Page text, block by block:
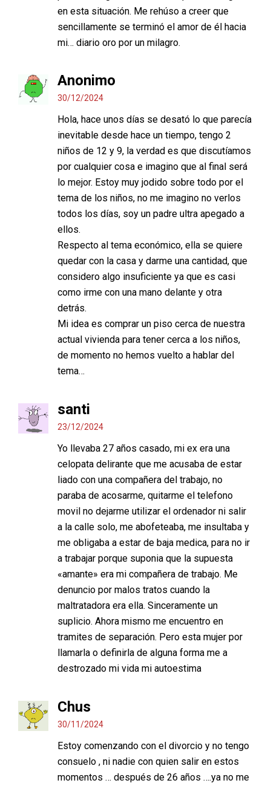
en esta situación. Me rehúso a creer que
sencillamente se terminó el amor de él hacia
mi… diario oro por un milagro.
Anonimo
30/12/2024
Hola, hace unos días se desató lo que parecía
inevitable desde hace un tiempo, tengo 2
niños de 12 y 9, la verdad es que discutíamos
por cualquier cosa e imagino que al final será
lo mejor. Estoy muy jodido sobre todo por el
tema de los niños, no me imagino no verlos
todos los días, soy un padre ultra apegado a
ellos.
Respecto al tema económico, ella se quiere
quedar con la casa y darme una cantidad, que
considero algo insuficiente ya que es casi
como irme con una mano delante y otra
detrás.
Mi idea es comprar un piso cerca de nuestra
actual vivienda para tener cerca a los niños,
de momento no hemos vuelto a hablar del
tema…
santi
23/12/2024
Yo llevaba 27 años casado, mi ex era una
celopata delirante que me acusaba de estar
liado con una compañera del trabajo, no
paraba de acosarme, quitarme el telefono
movil no dejarme utilizar el ordenador ni salir
a la calle solo, me abofeteaba, me insultaba y
me obligaba a estar de baja medica, para no ir
a trabajar porque suponia que la supuesta
«amante» era mi compañera de trabajo. Me
denuncio por malos tratos cuando la
maltratadora era ella. Sinceramente un
suplicio. Ahora mismo me encuentro en
tramites de separación. Pero esta mujer por
llamarla o definirla de alguna forma me a
destrozado mi vida mi autoestima
Chus
30/11/2024
Estoy comenzando con el divorcio y no tengo
consuelo , ni nadie con quien salir en estos
momentos … después de 26 años ….ya no me